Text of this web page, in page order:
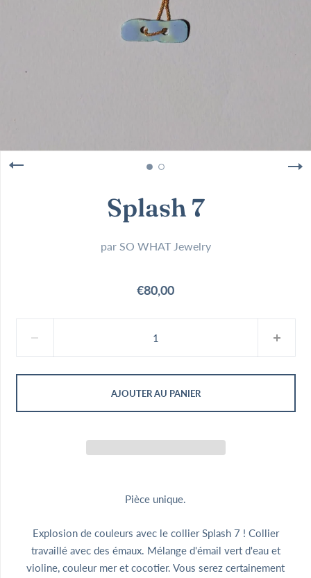
Splash 7
par SO WHAT Jewelry
€80,00
AJOUTER AU PANIER
Pièce unique.
Explosion de couleurs avec le collier Splash 7 ! Collier
travaillé avec des émaux. Mélange d'émail vert d'eau et
violine, couleur mer et cocotier. Vous serez certainement